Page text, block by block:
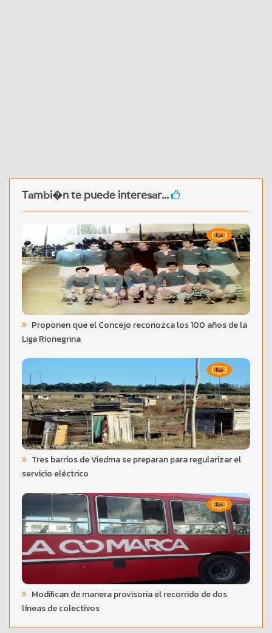
Tambi�n te puede interesar...
Proponen que el Concejo reconozca los 100 años de la
Liga Rionegrina
Tres barrios de Viedma se preparan para regularizar el
servicio eléctrico
Modifican de manera provisoria el recorrido de dos
líneas de colectivos